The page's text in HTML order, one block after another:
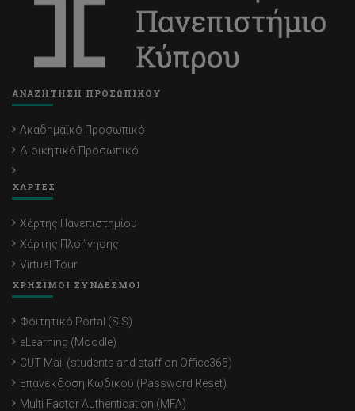
ΑΝΑΖΗΤΗΣΗ ΠΡΟΣΩΠΙΚΟΥ
Ακαδημαϊκό Προσωπικό
Διοικητικό Προσωπικό
ΧΑΡΤΕΣ
Χάρτης Πανεπιστημίου
Χάρτης Πλοήγησης
Virtual Tour
ΧΡΗΣΙΜΟΙ ΣΥΝΔΕΣΜΟΙ
Φοιτητικό Portal (SIS)
eLearning (Moodle)
CUT Mail (students and staff on Office365)
Επανέκδοση Κωδικού (Password Reset)
Multi Factor Authentication (MFA)